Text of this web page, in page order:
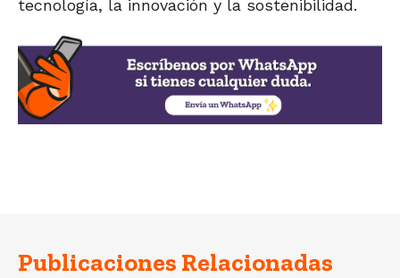
tecnología, la innovación y la sostenibilidad.
Publicaciones Relacionadas